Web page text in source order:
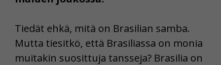
Tiedät ehkä, mitä on Brasilian samba.
Mutta tiesitkö, että Brasiliassa on monia
muitakin suosittuja tansseja? Brasilia on